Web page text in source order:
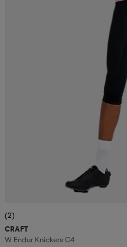
(2)
CRAFT
W Endur Knickers C4